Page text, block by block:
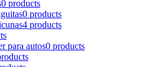
0 products
0 products
4 products
para autos0 products